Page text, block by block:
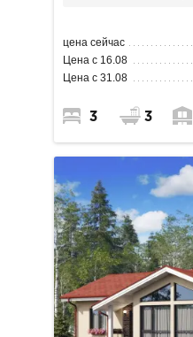
цена сейчас
Цена с 16.08
Цена с 31.08
3 3